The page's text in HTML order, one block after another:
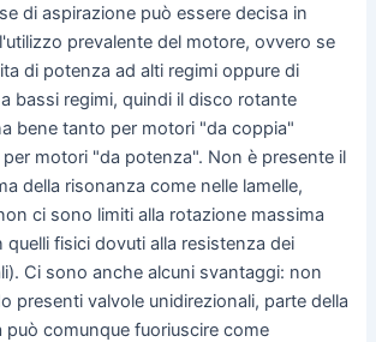
di aspirazione può essere decisa in
prevalente del motore, ovvero se
di potenza ad alti regimi oppure di
bassi regimi, quindi il disco rotante
bene tanto per motori "da coppia"
motori "da potenza". Non è presente il
della risonanza come nelle lamelle,
ci sono limiti alla rotazione massima
quelli fisici dovuti alla resistenza dei
Ci sono anche alcuni svantaggi: non
presenti valvole unidirezionali, parte della
può comunque fuoriuscire come